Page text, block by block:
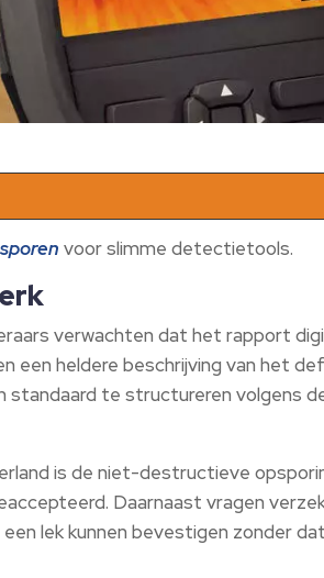
voor slimme detectietools.
verwachten dat het rapport
een heldere beschrijving van het
te structureren volgens
is de niet-destructieve
Daarnaast vragen
lek kunnen bevestigen zonder